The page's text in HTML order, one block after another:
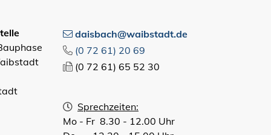
daisbach@waibstadt.de
(0 72 61) 20 69
(0 72 61) 65 52 30
Sprechzeiten:
Mo - Fr 8.30 - 12.00 Uhr